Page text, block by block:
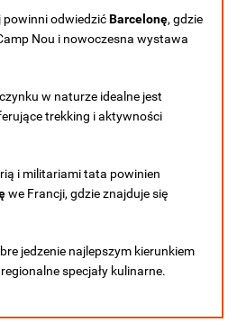
powinni odwiedzićBarcelonę, gdzie
Nou i nowoczesna wystawa
w naturze idealne jest
trekking i aktywności
i militariami tata powinien
we Francji, gdzie znajduje się
jedzenie najlepszym kierunkiem
specjały kulinarne.